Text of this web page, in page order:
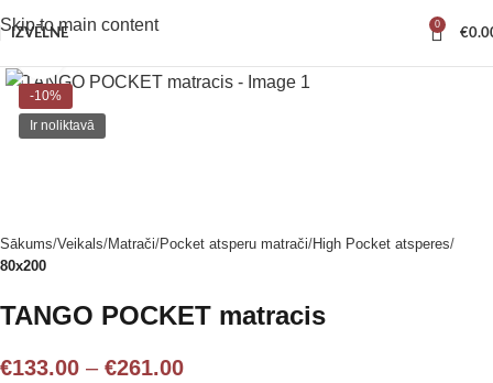
Skip to main content
IZVĒLNE
0
€
-10%
Ir noliktavā
Sākums Veikals Matrači Pocket atsperu matrači High Pocket atsperes
80x200
TANGO POCKET matracis
€133.00 – €261.00